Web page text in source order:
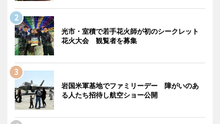
光市・室積で若手花火師が初のシークレット
花火大会 観覧者を募集
岩国米軍基地でファミリーデー 障がいのあ
る人たち招待し航空ショー公開